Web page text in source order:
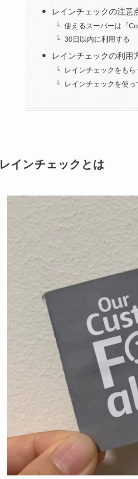
レインチェックの注意
使えるスーパーは『
30日以内に利用する
レインチェックの利用
レインチェックをもら
レインチェックを使
レインチェックとは